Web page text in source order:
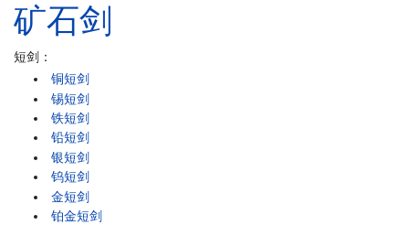
矿石剑
短剑：
铜短剑
锡短剑
铁短剑
铅短剑
银短剑
钨短剑
金短剑
铂金短剑